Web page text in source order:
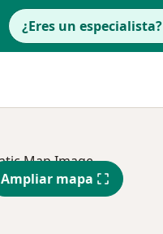
¿Eres un especialista?
Ampliar mapa